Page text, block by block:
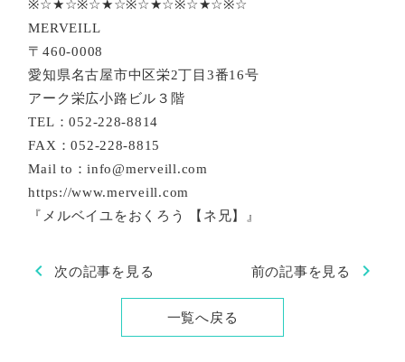
※☆★☆※☆★☆※☆★☆※☆★☆※☆
MERVEILL
〒460-0008
愛知県名古屋市中区栄2丁目3番16号
アーク栄広小路ビル３階
TEL：052-228-8814
FAX：052-228-8815
Mail to：info@merveill.com
https://www.merveill.com
『メルベイユをおくろう 【ネ兄】』
chevron_left 次の記事を見る 前の記事を見る chevron_right
一覧へ戻る